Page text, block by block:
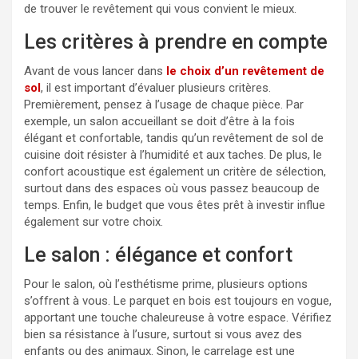
de trouver le revêtement qui vous convient le mieux.
Les critères à prendre en compte
Avant de vous lancer dans le choix d’un revêtement de
sol, il est important d’évaluer plusieurs critères.
Premièrement, pensez à l’usage de chaque pièce. Par
exemple, un salon accueillant se doit d’être à la fois
élégant et confortable, tandis qu’un revêtement de sol de
cuisine doit résister à l’humidité et aux taches. De plus, le
confort acoustique est également un critère de sélection,
surtout dans des espaces où vous passez beaucoup de
temps. Enfin, le budget que vous êtes prêt à investir influe
également sur votre choix.
Le salon : élégance et confort
Pour le salon, où l’esthétisme prime, plusieurs options
s’offrent à vous. Le parquet en bois est toujours en vogue,
apportant une touche chaleureuse à votre espace. Vérifiez
bien sa résistance à l’usure, surtout si vous avez des
enfants ou des animaux. Sinon, le carrelage est une